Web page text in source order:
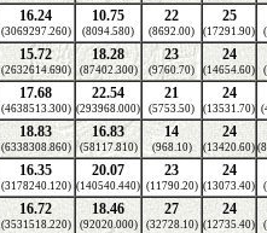
16.24
(3069297.260)
10.75
(8094.580)
22
(8692.00)
25
(17291.90)
15.72
(2632614.690)
18.28
(87402.300)
23
(9760.70)
24
(14654.60)
17.68
(4638513.300)
22.54
(293968.000)
21
(5753.50)
24
(13531.70)
18.83
(6338308.860)
16.83
(58117.810)
14
(968.10)
24
(13420.60)
16.35
(3178240.120)
20.07
(140540.440)
23
(11790.20)
24
(13073.40)
16.72
(3531518.220)
18.46
(92020.000)
27
(32728.10)
24
(12735.40)